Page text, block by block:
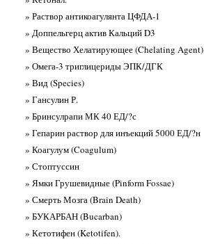
» Раствор антикоагулянта ЦФДА-1
» Доппельгерц актив Кальций D3
» Вещество Хелатирующее (Chelating Agent)
» Омега-3 триглицериды ЭПК/ДГК
» Вид (Species)
» Гансулин Р.
» Бринсулрапи МК 40 ЕД/?с
» Гепарин раствор для инъекций 5000 ЕД/?н
» Коагулум (Coagulum)
» Стоптуссин
» Ямки Грушевидные (Pinform Fossae)
» Смерть Мозга (Brain Death)
» БУКАРБАН (Bucarban)
» Кетотифен (Ketotifen).